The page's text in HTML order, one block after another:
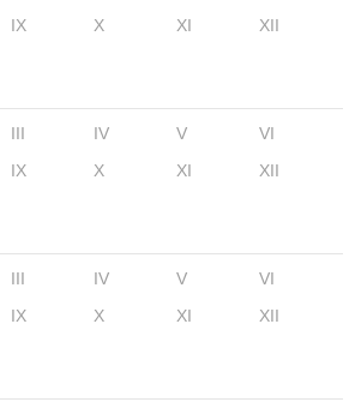
IX X XI XII
III IV V
VI
IX X XI XII
III IV V
VI
IX X XI XII